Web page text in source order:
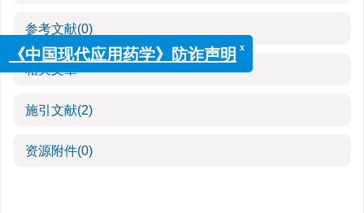
参考文献(0)
相关文章
施引文献(2)
资源附件(0)
x
《中国现代应用药学》防诈声明